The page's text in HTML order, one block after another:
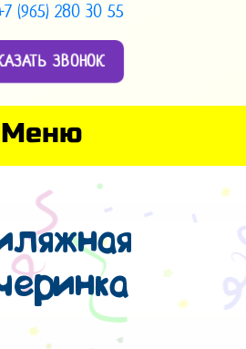
(965) 280 30 55
ЗВОНОК
Меню